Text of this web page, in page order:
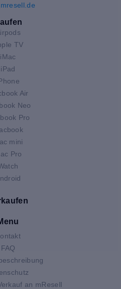
TV
iMac
iPad
Air
Neo
Pro
mini
Pro
FAQ
an mResell